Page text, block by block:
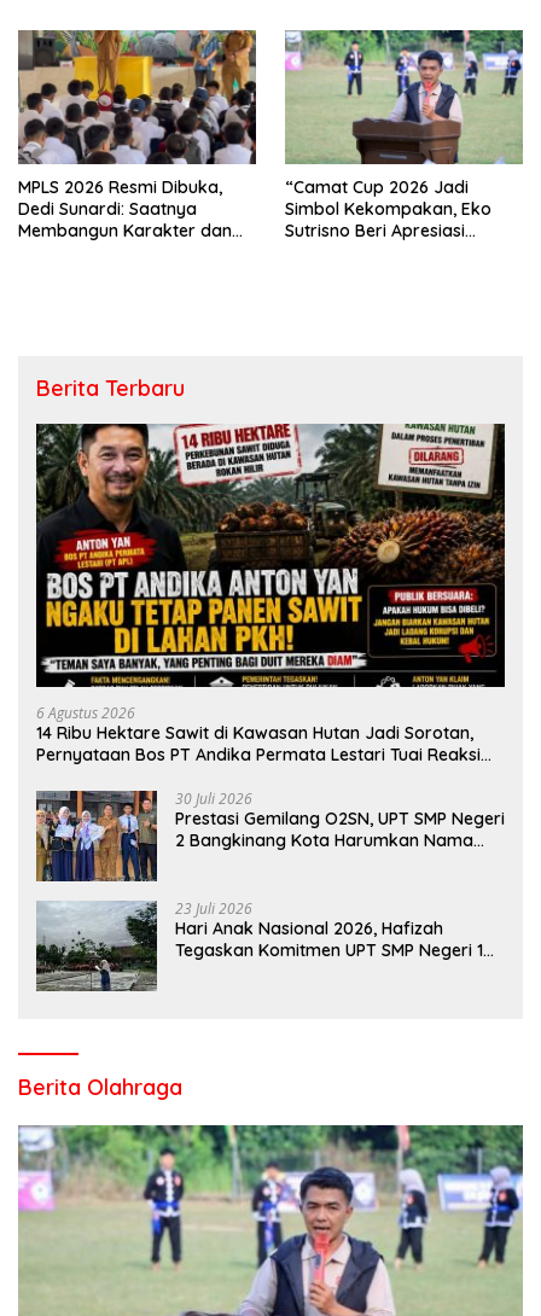
MPLS 2026 Resmi Dibuka,
Dedi Sunardi: Saatnya
Membangun Karakter dan
“Camat Cup 2026 Jadi
Simbol Kekompakan, Eko
Sutrisno Beri Apresiasi
Berita Terbaru
6 Agustus 2026
14 Ribu Hektare Sawit di Kawasan Hutan Jadi Sorotan,
Pernyataan Bos PT Andika Permata Lestari Tuai Reaksi
30 Juli 2026
Prestasi Gemilang O2SN, UPT SMP Negeri
2 Bangkinang Kota Harumkan Nama
23 Juli 2026
Hari Anak Nasional 2026, Hafizah
Tegaskan Komitmen UPT SMP Negeri 1
Berita Olahraga